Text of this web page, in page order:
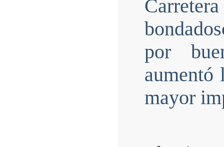
por
aumentó
mayor